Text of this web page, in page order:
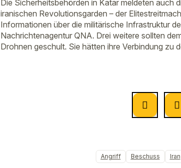
Die Sicherheitsbehörden in Katar meldeten auch
iranischen Revolutionsgarden – der
Informationen über die militärische Infrastruktur
Nachrichtenagentur QNA. Drei weitere sollten
Drohnen geschult. Sie hätten ihre Verbindung zu
Angriff Beschuss Iran